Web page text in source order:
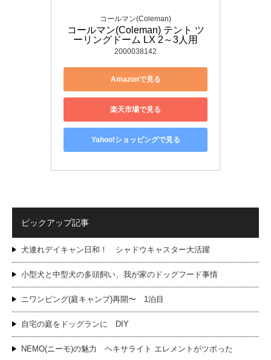
コールマン(Coleman)
コールマン(Coleman) テント ツ
ーリングドーム LX 2～3人用
2000038142
Amazonで見る
楽天市場で見る
Yahoo!ショッピングで見る
ピックアップ記事
犬連れデイキャン日和！ シャドウキャスター大活躍
小型犬と中型犬の多頭飼い、我が家のドッグフード事情
ニワンピング(庭キャンプ)再開〜 1泊目
自宅の庭をドッグランに DIY
NEMO(ニーモ)の魅力 ヘキサライト エレメントがツボった